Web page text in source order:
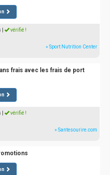
vérifié !
» Sport Nutrition Center
frais avec les frais de port
vérifié !
» Santesourire.com